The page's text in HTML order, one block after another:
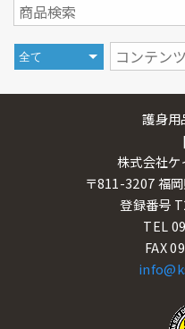
護身用
株式会社
〒811-3207 福
登録番号
TEL
FAX